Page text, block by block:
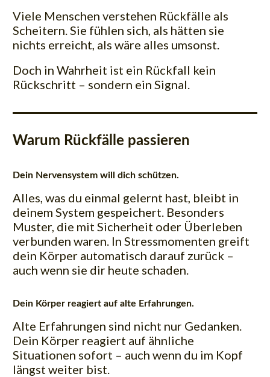
Viele Menschen verstehen Rückfälle als
Scheitern. Sie fühlen sich, als hätten sie
nichts erreicht, als wäre alles umsonst.
Doch in Wahrheit ist ein Rückfall kein
Rückschritt – sondern ein Signal.
Warum Rückfälle passieren
Dein Nervensystem will dich schützen.
Alles, was du einmal gelernt hast, bleibt in
deinem System gespeichert. Besonders
Muster, die mit Sicherheit oder Überleben
verbunden waren. In Stressmomenten greift
dein Körper automatisch darauf zurück –
auch wenn sie dir heute schaden.
Dein Körper reagiert auf alte Erfahrungen.
Alte Erfahrungen sind nicht nur Gedanken.
Dein Körper reagiert auf ähnliche
Situationen sofort – auch wenn du im Kopf
längst weiter bist.